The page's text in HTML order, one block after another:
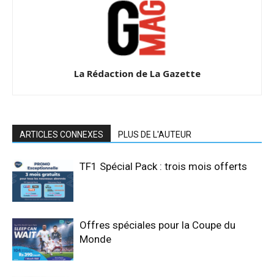
La Rédaction de La Gazette
ARTICLES CONNEXES PLUS DE L'AUTEUR
TF1 Spécial Pack : trois mois offerts
Offres spéciales pour la Coupe du
Monde